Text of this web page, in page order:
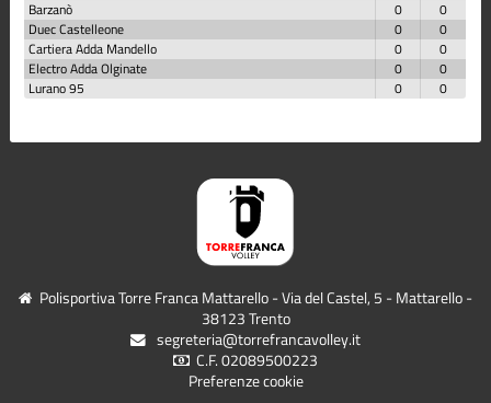
Barzanò
0
0
Duec Castelleone
0
0
Cartiera Adda Mandello
0
0
Electro Adda Olginate
0
0
Lurano 95
0 0
Polisportiva Torre Franca Mattarello - Via del Castel, 5 - Mattarello -
38123 Trento
segreteria@torrefrancavolley.it
C.F. 02089500223
Preferenze cookie